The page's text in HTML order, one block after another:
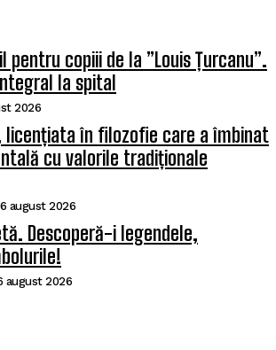
pentru copiii de la ”Louis Țurcanu”.
la spital
2026
licențiata în filozofie care a îmbinat
cu valorile tradiționale
6 august 2026
Descoperă-i legendele,
august 2026